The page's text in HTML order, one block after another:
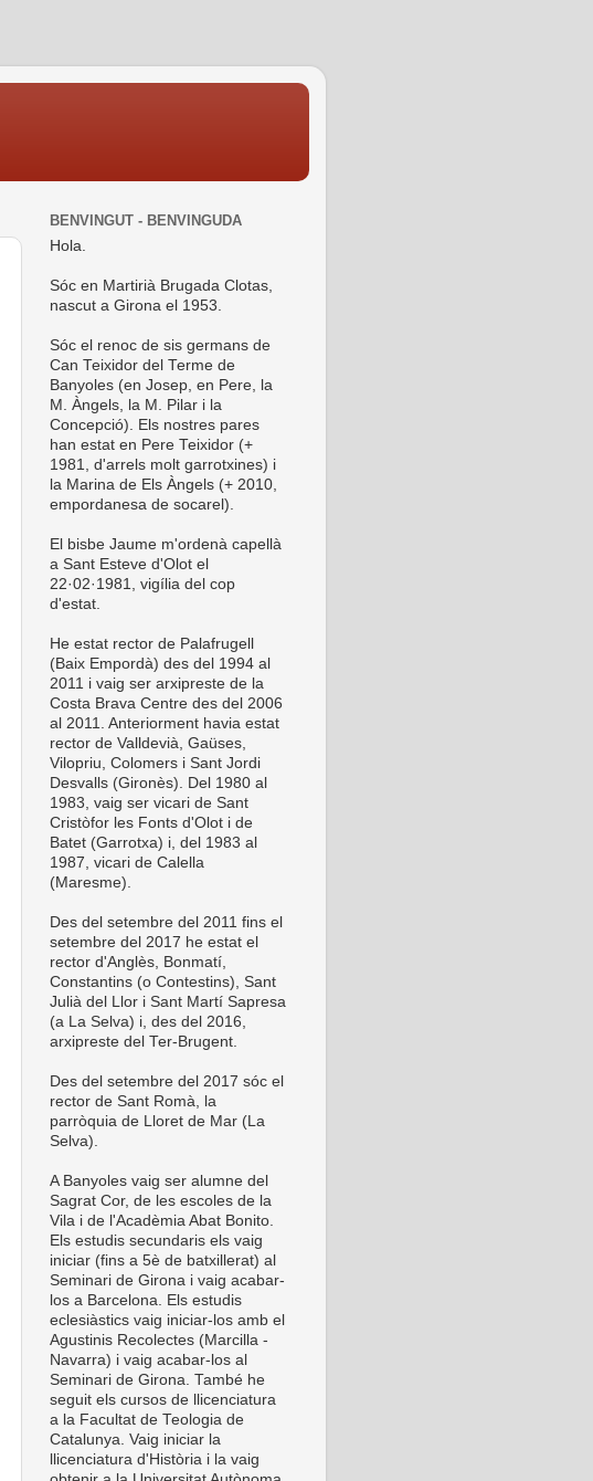
BENVINGUT - BENVINGUDA
Hola.
Sóc en Martirià Brugada Clotas,
nascut a Girona el 1953.
Sóc el renoc de sis germans de
Can Teixidor del Terme de
Banyoles (en Josep, en Pere, la
M. Àngels, la M. Pilar i la
Concepció). Els nostres pares
han estat en Pere Teixidor (+
1981, d'arrels molt garrotxines) i
la Marina de Els Àngels (+ 2010,
empordanesa de socarel).
El bisbe Jaume m'ordenà capellà
a Sant Esteve d'Olot el
22·02·1981, vigília del cop
d'estat.
He estat rector de Palafrugell
(Baix Empordà) des del 1994 al
2011 i vaig ser arxipreste de la
Costa Brava Centre des del 2006
al 2011. Anteriorment havia estat
rector de Valldevià, Gaüses,
Vilopriu, Colomers i Sant Jordi
Desvalls (Gironès). Del 1980 al
1983, vaig ser vicari de Sant
Cristòfor les Fonts d'Olot i de
Batet (Garrotxa) i, del 1983 al
1987, vicari de Calella
(Maresme).
Des del setembre del 2011 fins el
setembre del 2017 he estat el
rector d'Anglès, Bonmatí,
Constantins (o Contestins), Sant
Julià del Llor i Sant Martí Sapresa
(a La Selva) i, des del 2016,
arxipreste del Ter-Brugent.
Des del setembre del 2017 sóc el
rector de Sant Romà, la
parròquia de Lloret de Mar (La
Selva).
A Banyoles vaig ser alumne del
Sagrat Cor, de les escoles de la
Vila i de l'Acadèmia Abat Bonito.
Els estudis secundaris els vaig
iniciar (fins a 5è de batxillerat) al
Seminari de Girona i vaig acabar-
los a Barcelona. Els estudis
eclesiàstics vaig iniciar-los amb el
Agustinis Recolectes (Marcilla -
Navarra) i vaig acabar-los al
Seminari de Girona. També he
seguit els cursos de llicenciatura
a la Facultat de Teologia de
Catalunya. Vaig iniciar la
llicenciatura d'Història i la vaig